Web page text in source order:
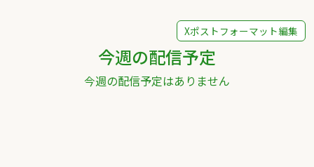
Xポストフォーマット編集
今週の配信予定
今週の配信予定はありません